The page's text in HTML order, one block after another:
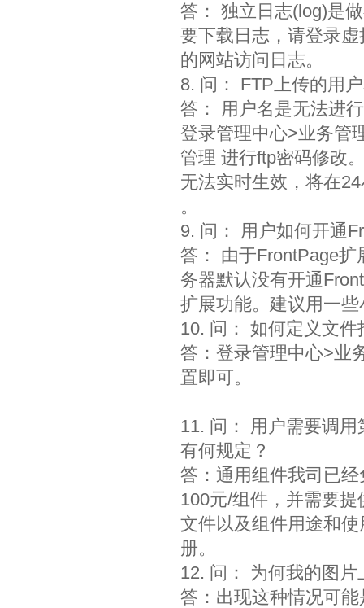
答： 独立日志(log)是
要下载日志，请登录
的网站访问日志。
8. 问： FTP上传的用
答： 用户名是无法进
登录管理中心>业务管
管理 进行ftp密码修改
无法实时生效，将在
。
9. 问： 用户如何开通
答： 由于FrontPage
务器默认没有开通
扩展功能。建议用一
10. 问： 如何定义文
答：登录管理中心>业
置即可。
11. 问： 用户需要调
有何规定？
答：通用组件我司已
100元/组件，并需要提
文件以及组件用途和
册。
12. 问： 为何我的图
答：出现这种情况可